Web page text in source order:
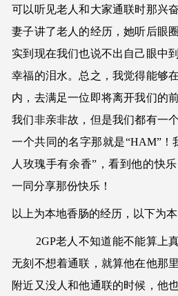
可以听见老人和大家通联时那兴
妻子讲了老人的经历，她听后眼
实到现在我们也说不出自己眼中
幸福的泪水。总之，我觉得能够
内，去满足一位即将离开我们的
我们非亲非故，但是我们都有一
一个共同的名字那就是“HAM”！
人玫瑰手有余香”，看到他的快
一同分享那份快乐！
以上为本地香肠的经历，以下为本
2GP老人不知道能不能算上真
无刻不想着通联，就算他在他那
附近又没人和他通联的时候，他